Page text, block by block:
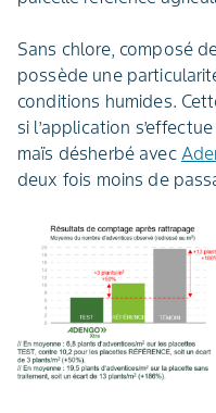
Sans chlore, composé
possède une
conditions humides.
si l’application
maïs désherbé avec
deux fois moins de